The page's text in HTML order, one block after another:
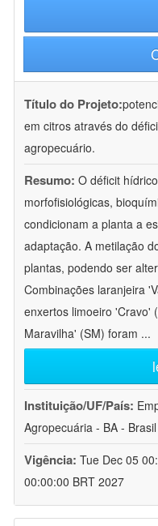
Título do Projeto:
em citros através do
agropecuário.
Resumo: O déficit
morfofisiológicas,
condicionam a planta a
adaptação. A metilação
plantas, podendo ser
Combinações laranjeira
enxertos limoeiro 'Cravo'
Maravilha' (SM) foram ...
Instituição/UF/País:
Agropecuária - BA - Brasil
Vigência: Tue Dec 05
00:00:00 BRT 2027